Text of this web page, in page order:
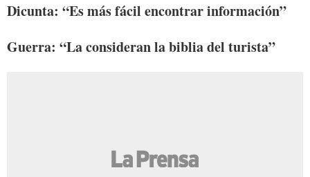
Dicunta: “Es más fácil encontrar información”
Guerra: “La consideran la biblia del turista”